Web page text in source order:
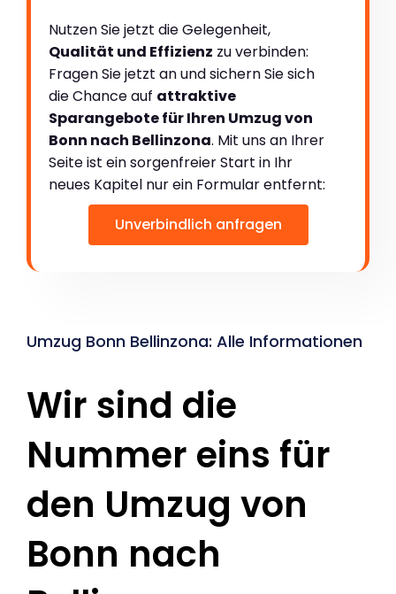
Nutzen Sie jetzt die Gelegenheit,
Qualität und Effizienz zu verbinden:
Fragen Sie jetzt an und sichern Sie sich
die Chance auf attraktive
Sparangebote für Ihren Umzug von
Bonn nach Bellinzona. Mit uns an Ihrer
Seite ist ein sorgenfreier Start in Ihr
neues Kapitel nur ein Formular entfernt:
Unverbindlich anfragen
Umzug Bonn Bellinzona: Alle Informationen
Wir sind die
Nummer eins für
den Umzug von
Bonn nach